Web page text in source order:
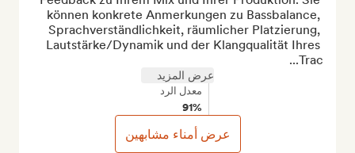
können konkrete Anmerkungen zu Bassbalance,
Sprachverständlichkeit, räumlicher Platzierung,
Lautstärke/Dynamik und der Klangqualität Ihres
Trac...
عرض المزيد
معدل الرد
91%
عرض أمناء مشابهين